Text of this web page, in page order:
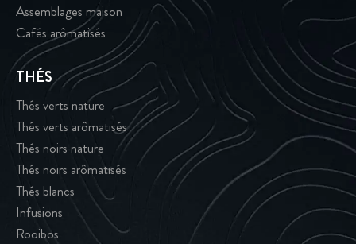
Assemblages maison
Cafés arômatisés
THÉS
Thés verts nature
Thés verts arômatisés
Thés noirs nature
Thés noirs arômatisés
Thés blancs
Infusions
Rooibos